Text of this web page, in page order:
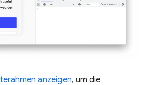
anzeigen, um die